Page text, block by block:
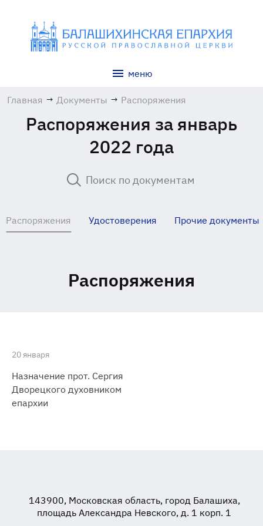
меню
Главная → Документы → Распоряжения
Распоряжения за январь
2022 года
Распоряжения Удостоверения Прочие документы
Распоряжения
20 января
Назначение прот. Сергия
Дворецкого духовником
епархии
143900, Московская область, город Балашиха,
площадь Александра Невского, д. 1 корп. 1